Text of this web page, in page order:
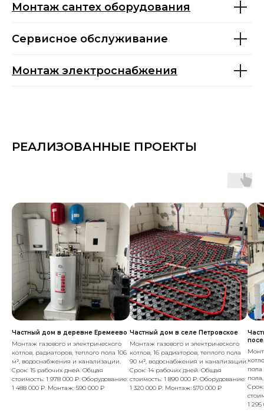
Монтаж сантех оборудования
Сервисное обслуживание
Монтаж электроснабжения
РЕАЛИЗОВАННЫЕ ПРОЕКТЫ
Частный дом в деревне Еремеево
Монтаж газового и электрического
котлов, радиаторов, теплого пола 106
м², водоснабжения и канализации.
Срок: 15 рабочих дней. Общая
стоимость: 1 978 000 ₽. Оборудование:
1 488 000 ₽. Монтаж: 590 000 ₽
Частный дом в селе Петровское
Монтаж газового и электрического
котлов, 16 радиаторов, теплого пола
90 м², водоснабжения и канализации.
Срок: 14 рабочих дней. Общая
стоимость: 1 890 000 ₽. Оборудование:
1 320 000 ₽. Монтаж: 570 000 ₽
пола
1